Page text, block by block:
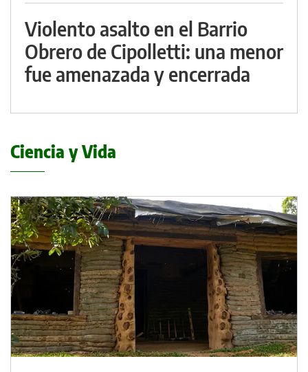
Violento asalto en el Barrio
Obrero de Cipolletti: una menor
fue amenazada y encerrada
Ciencia y Vida